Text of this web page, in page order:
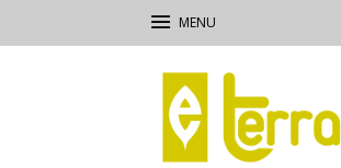
Terra
e
Vita